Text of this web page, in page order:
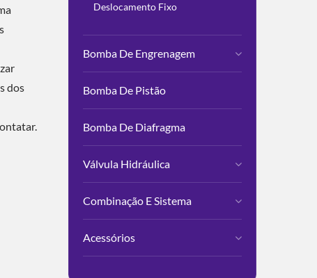
dos
Deslocamento Fixo
Bomba De Engrenagem
Bomba De Pistão
Bomba De Diafragma
Válvula Hidráulica
Combinação E Sistema
Acessórios